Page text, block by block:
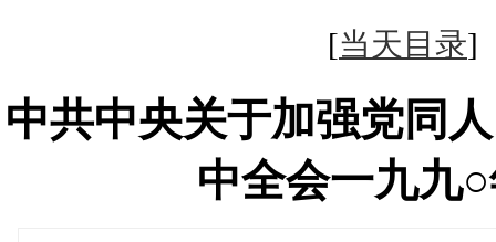
[当天目录
中共中央关于加强党同
中全会一九九